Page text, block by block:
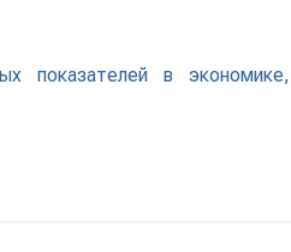
Свердловская область
показателей в экономике,